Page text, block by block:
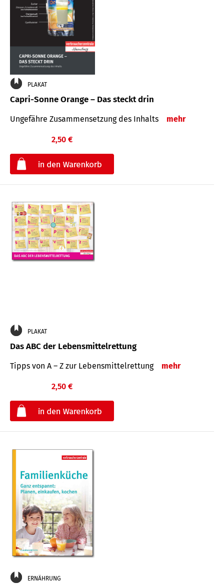
PLAKAT
Capri-Sonne Orange – Das steckt drin
Ungefähre Zu­sammen­setzung des Inhalts mehr
2,50 €
PLAKAT
Das ABC der Lebensmittelrettung
Tipps von A – Z zur Lebensmittelrettung mehr
2,50 €
ERNÄHRUNG